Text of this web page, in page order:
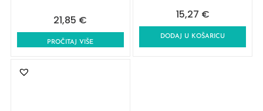
21,85 €
PROČITAJ VIŠE
15,27 €
DODAJ U KOŠARICU